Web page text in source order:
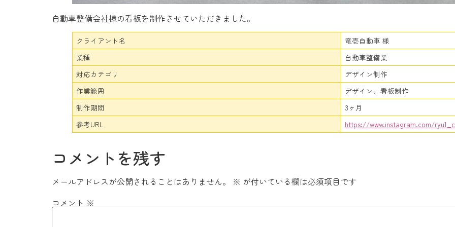
自動車整備会社様の看板を制作させていただきました。
クライアント名
竜壱自動車 様
業種
自動車整備業
対応カテゴリ
デザイン制作
作業範囲
デザイン、看板制作
制作期間
3ヶ月
参考URL
https://www.instagram.com/
コメントを残す
メールアドレスが公開されることはありません。 ※ が付いている欄は必須項目です
コメント ※